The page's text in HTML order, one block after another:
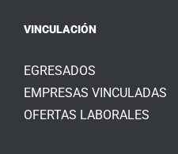
VINCULACIÓN
EGRESADOS
EMPRESAS VINCULADAS
OFERTAS LABORALES